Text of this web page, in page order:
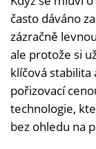
často dáváno
zázračně
ale protože si
klíčová stabilita
pořizovací
technologie,
bez ohledu na